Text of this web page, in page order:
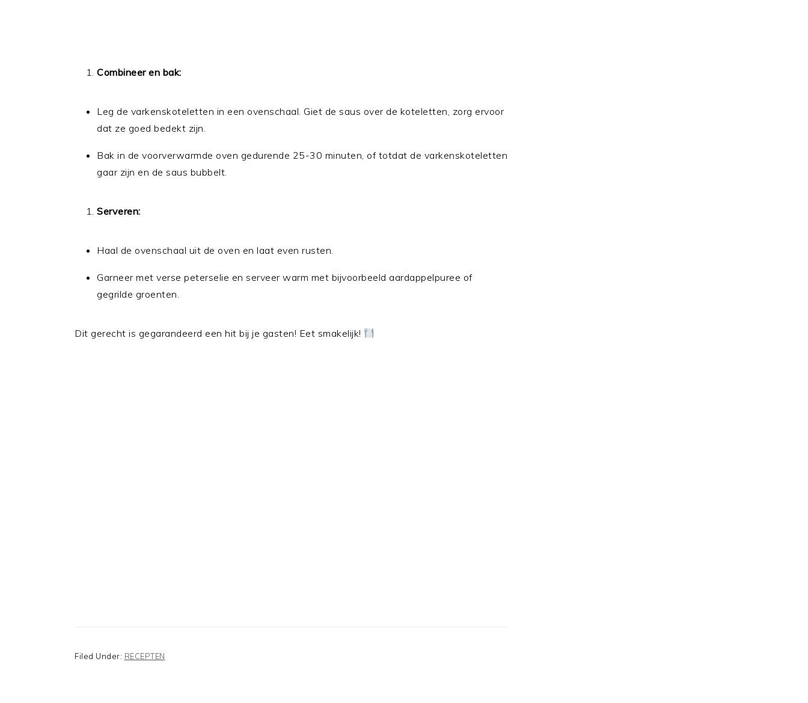
Combineer en bak:
Leg de varkenskoteletten in een ovenschaal. Giet de saus over de koteletten, zorg ervoor
dat ze goed bedekt zijn.
Bak in de voorverwarmde oven gedurende 25-30 minuten, of totdat de varkenskoteletten
gaar zijn en de saus bubbelt.
Serveren:
Haal de ovenschaal uit de oven en laat even rusten.
Garneer met verse peterselie en serveer warm met bijvoorbeeld aardappelpuree of
gegrilde groenten.
Dit gerecht is gegarandeerd een hit bij je gasten! Eet smakelijk!
Filed Under: RECEPTEN